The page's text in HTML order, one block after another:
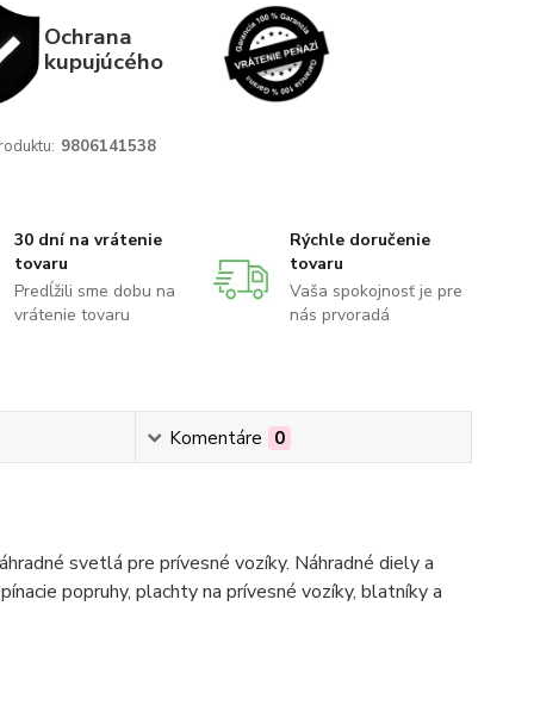
Ochrana
kupujúcého
9806141538
30 dní na vrátenie
tovaru
Predĺžili sme dobu na
vrátenie tovaru
Rýchle doručenie
tovaru
Vaša spokojnosť je pre
nás prvoradá
Komentáre 0
svetlá pre prívesné vozíky. Náhradné diely a
popruhy, plachty na prívesné vozíky, blatníky a